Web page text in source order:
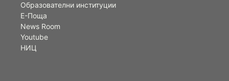
Образователни институции
Е-Поща
News Room
Youtube
НИЦ